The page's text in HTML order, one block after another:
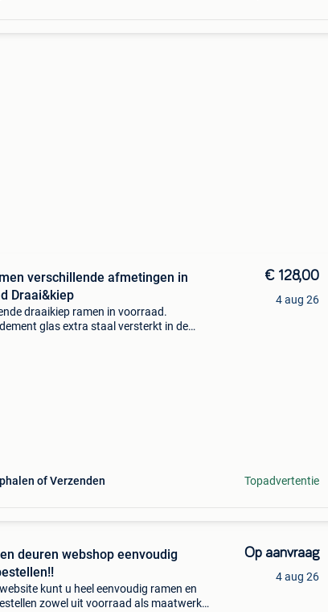
verschillende afmetingen in
Draai&kiep
draaikiep ramen in voorraad.
glas extra staal versterkt in de
of Verzenden
€ 128,00
4 aug 26
Topadvertentie
deuren webshop eenvoudig
kunt u heel eenvoudig ramen en
zowel uit voorraad als maatwerk.
Op aanvraag
4 aug 26